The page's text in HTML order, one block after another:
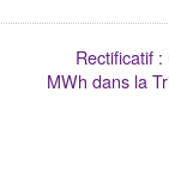
Rectificatif
MWh dans la